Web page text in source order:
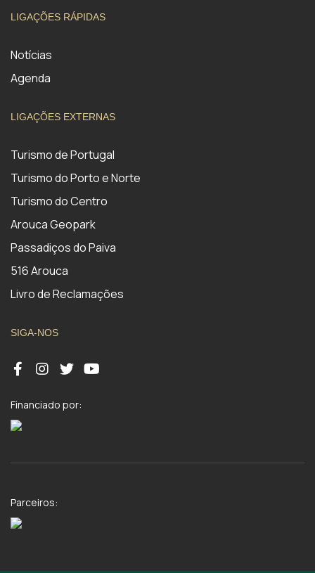
LIGAÇÕES RÁPIDAS
Notícias
Agenda
LIGAÇÕES EXTERNAS
Turismo de Portugal
Turismo do Porto e Norte
Turismo do Centro
Arouca Geopark
Passadiços do Paiva
516 Arouca
Livro de Reclamações
SIGA-NOS
Financiado por:
Parceiros: